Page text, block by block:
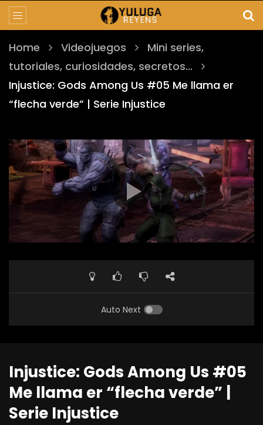
Home Videojuegos
Mini series,
tutoriales, curiosidades, secretos...
Injustice: Gods Among Us #05 Me llama er
“flecha verde” | Serie Injustice
Auto Next
Injustice: Gods Among Us #05
Me llama er “flecha verde” |
Serie Injustice